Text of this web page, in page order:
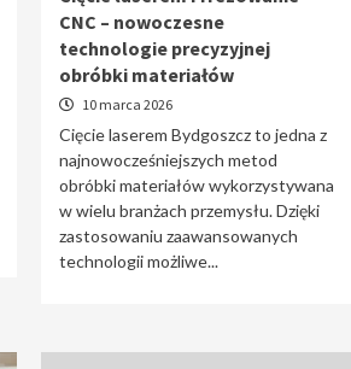
CNC – nowoczesne
technologie precyzyjnej
obróbki materiałów
10 marca 2026
Cięcie laserem Bydgoszcz to jedna z
najnowocześniejszych metod
obróbki materiałów wykorzystywana
w wielu branżach przemysłu. Dzięki
zastosowaniu zaawansowanych
technologii możliwe...